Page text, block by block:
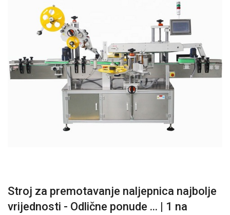
Stroj za premotavanje naljepnica najbolje
vrijednosti - Odlične ponude ... | 1 na